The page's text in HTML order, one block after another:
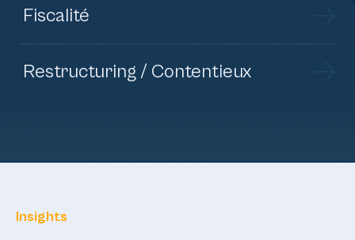
Fiscalité
Restructuring / Contentieux
Insights